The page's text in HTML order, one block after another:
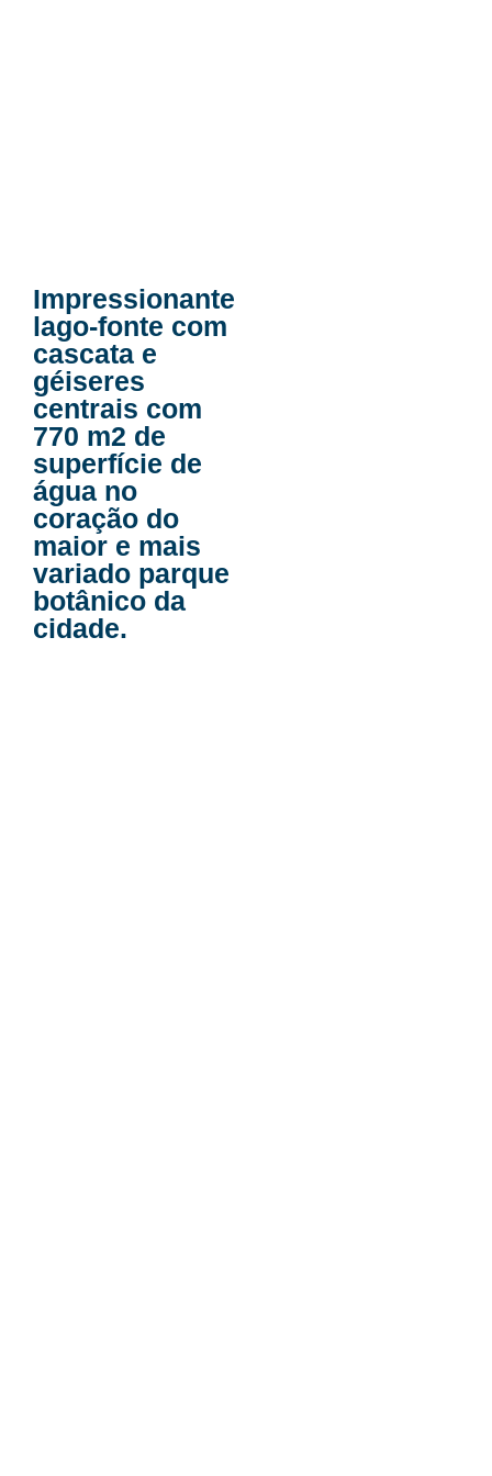
Impressionante
lago-fonte com
cascata e
géiseres
centrais com
770 m2 de
superfície de
água no
coração do
maior e mais
variado parque
botânico da
cidade.